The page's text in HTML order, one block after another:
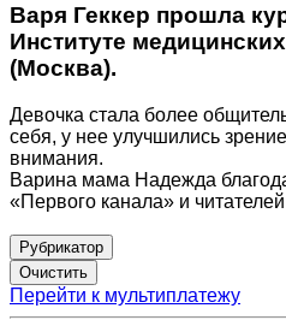
Варя Геккер прошла
Институте
(Москва).
Девочка стала более
себя, у нее улучшились
внимания.
Варина мама Надежда
«Первого канала» и
Рубрикатор
Перейти к мультиплатежу